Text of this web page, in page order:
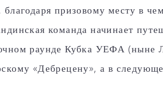
благодаря призовому месту в
команда начинает
раунде Кубка УЕФА (ныне
«Дебрецену», а в